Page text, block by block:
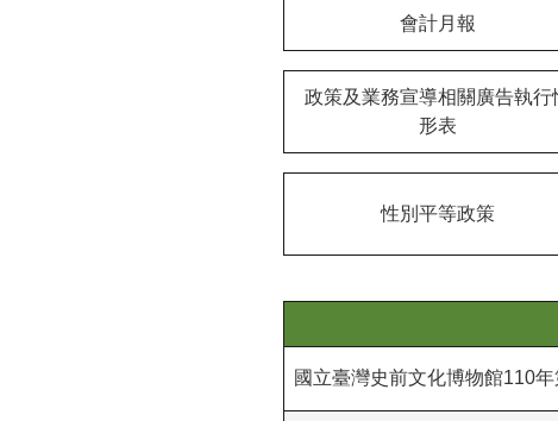
會計月報
政策及業務宣導相關廣告執行
形表
性別平等政策
國立臺灣史前文化博物館110